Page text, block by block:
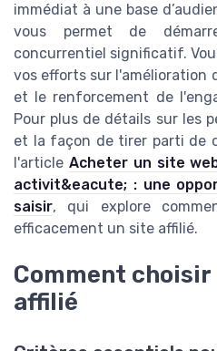
immédiat à une base
vous permet de
concurrentiel significatif.
vos efforts sur l'amélioration
et le renforcement de
Pour plus de détails sur les
et la façon de tirer parti de
l'article Acheter un site
activit&eacute; : une
saisir, qui explore
efficacement un site affilié.
Comment choisir
affilié